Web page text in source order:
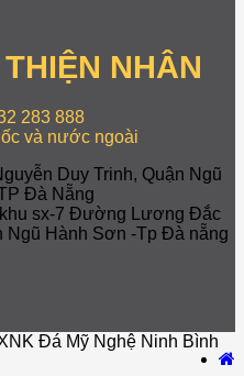
NHÂN
283 888
và nước ngoài
Duy Trinh, Quận Ngũ
Đà Nẵng
sx-7 Đường Lương Đắc
Ngũ Hành Sơn -Tp Đà nẵng
Đá Mỹ Nghệ Ninh Bình